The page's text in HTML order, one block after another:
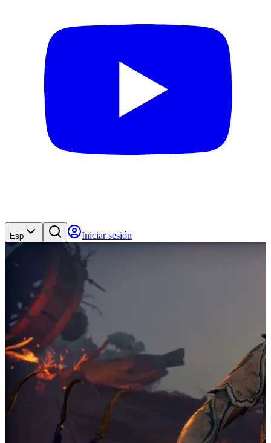
Esp Iniciar sesión